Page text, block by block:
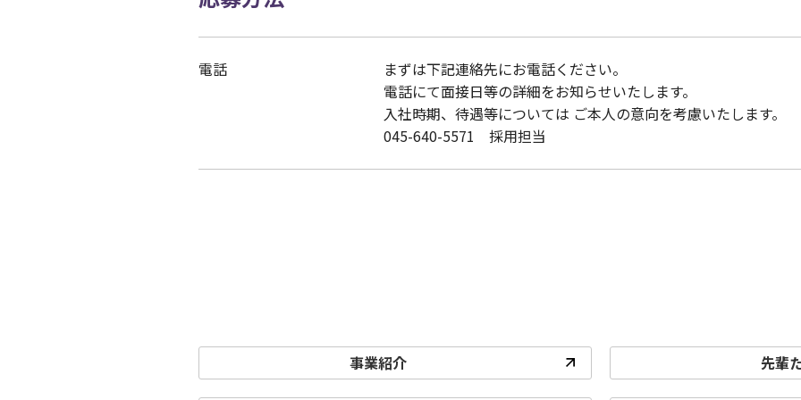
電話
まずは下記連絡先にお電話ください。
電話にて面接日等の詳細をお知らせいたします。
入社時期、待遇等については ご本人の意向を考慮いたします。
045-640-5571 採用担当
事業紹介 先輩